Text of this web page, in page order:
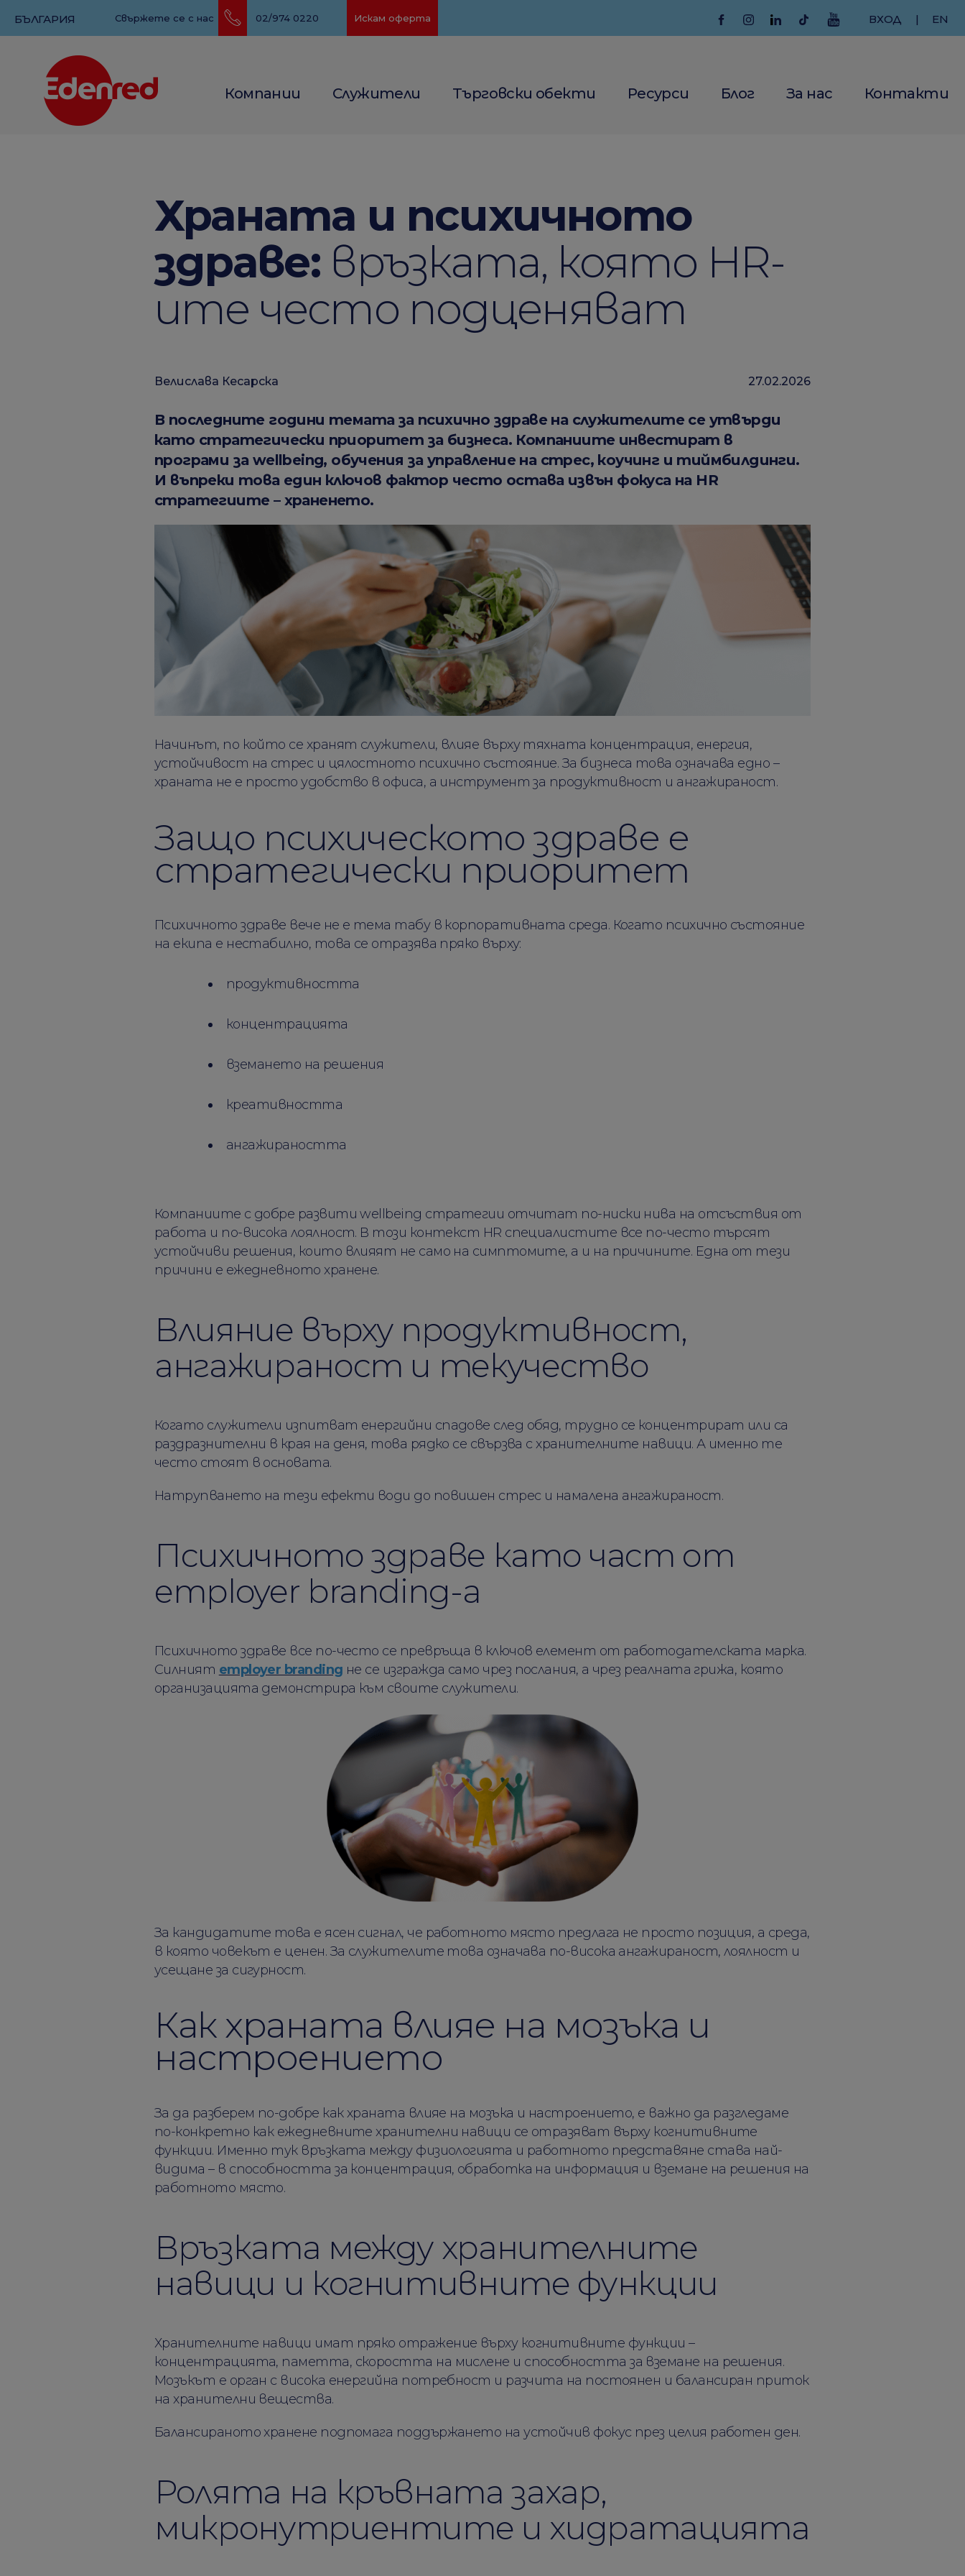
БЪЛГАРИЯ ВХОД | EN
Компании Служители Търговски обекти Ресурси Блог За нас Контакти
Свържете се с нас 02/974 0220 Искам оферта
Храната и психичното
здраве: връзката, която HR-
ите често подценяват
27.02.2026
Велислава Кесарска
В последните години темата за психично здраве на служителите се утвърди
като стратегически приоритет за бизнеса. Компаниите инвестират в
програми за wellbeing, обучения за управление на стрес, коучинг и тиймбилдинги.
И въпреки това един ключов фактор често остава извън фокуса на HR
стратегиите – храненето.
Начинът, по който се хранят служители, влияе върху тяхната концентрация, енергия,
устойчивост на стрес и цялостното психично състояние. За бизнеса това означава едно –
храната не е просто удобство в офиса, а инструмент за продуктивност и ангажираност.
Защо психическото здраве е
стратегически приоритет
Психичното здраве вече не е тема табу в корпоративната среда. Когато психично състояние
на екипа е нестабилно, това се отразява пряко върху:
продуктивността
концентрацията
вземането на решения
креативността
ангажираността
Компаниите с добре развити wellbeing стратегии отчитат по-ниски нива на отсъствия от
работа и по-висока лоялност. В този контекст HR специалистите все по-често търсят
устойчиви решения, които влияят не само на симптомите, а и на причините. Една от тези
причини е ежедневното хранене.
Влияние върху продуктивност,
ангажираност и текучество
Когато служители изпитват енергийни спадове след обяд, трудно се концентрират или са
раздразнителни в края на деня, това рядко се свързва с хранителните навици. А именно те
често стоят в основата.
Натрупването на тези ефекти води до повишен стрес и намалена ангажираност.
Психичното здраве като част от
employer branding-а
Психичното здраве все по-често се превръща в ключов елемент от работодателската марка.
Силният employer branding не се изгражда само чрез послания, а чрез реалната грижа, която
организацията демонстрира към своите служители.
За кандидатите това е ясен сигнал, че работното място предлага не просто позиция, а среда,
в която човекът е ценен. За служителите това означава по-висока ангажираност, лоялност и
усещане за сигурност.
Как храната влияе на мозъка и
настроението
За да разберем по-добре как храната влияе на мозъка и настроението, е важно да разгледаме
по-конкретно как ежедневните хранителни навици се отразяват върху когнитивните
функции. Именно тук връзката между физиологията и работното представяне става най-
видима – в способността за концентрация, обработка на информация и вземане на решения на
работното място.
Връзката между хранителните
навици и когнитивните функции
Хранителните навици имат пряко отражение върху когнитивните функции –
концентрацията, паметта, скоростта на мислене и способността за вземане на решения.
Мозъкът е орган с висока енергийна потребност и разчита на постоянен и балансиран приток
на хранителни вещества.
Балансираното хранене подпомага поддържането на устойчив фокус през целия работен ден.
Ролята на кръвната захар,
микронутриентите и хидратацията